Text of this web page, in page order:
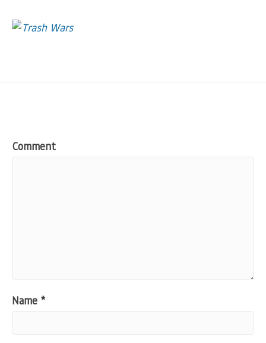
Comment
Name *